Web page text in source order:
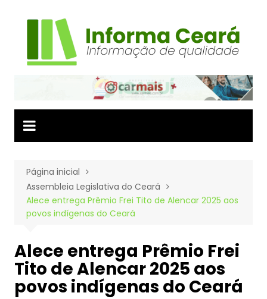
Página inicial
Assembleia Legislativa do Ceará
Alece entrega Prêmio Frei Tito de Alencar 2025 aos
povos indígenas do Ceará
Alece entrega Prêmio Frei
Tito de Alencar 2025 aos
povos indígenas do Ceará